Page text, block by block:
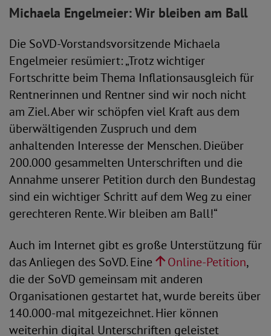
Michaela Engelmeier: Wir bleiben am Ball
Die SoVD-Vorstandsvorsitzende Michaela
Engelmeier resümiert: „Trotz wichtiger
Fortschritte beim Thema Inflationsausgleich für
Rentnerinnen und Rentner sind wir noch nicht
am Ziel. Aber wir schöpfen viel Kraft aus dem
überwältigenden Zuspruch und dem
anhaltenden Interesse der Menschen. Dieüber
200.000 gesammelten Unterschriften und die
Annahme unserer Petition durch den Bundestag
sind ein wichtiger Schritt auf dem Weg zu einer
gerechteren Rente. Wir bleiben am Ball!“
Auch im Internet gibt es große Unterstützung für
das Anliegen des SoVD. Eine
Online-Petition,
die der SoVD gemeinsam mit anderen
Organisationen gestartet hat, wurde bereits über
140.000-mal mitgezeichnet. Hier können
weiterhin digital Unterschriften geleistet